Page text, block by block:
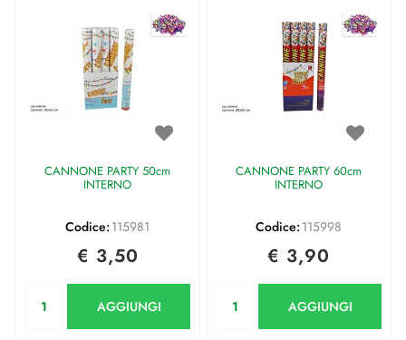
CANNONE PARTY 50cm
INTERNO
Codice: 115981
€ 3,50
AGGIUNGI
CANNONE PARTY 60cm
INTERNO
Codice: 115998
€ 3,90
AGGIUNGI